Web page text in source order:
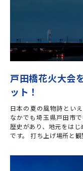
戸田橋花火大会
ット！
日本の夏の風物詩とい
なかでも埼玉県戸田市
歴史があり、地元をは
です。 打ち上げ場所と